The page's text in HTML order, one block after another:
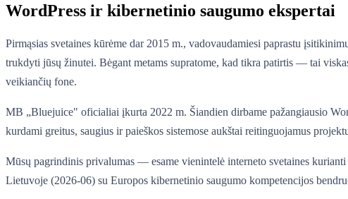
WordPress ir kibernetinio saugumo ekspertai
Pirmąsias svetaines kūrėme dar 2015 m., vadovaudamiesi paprastu
trukdyti jūsų žinutei. Bėgant metams supratome, kad tikra patirtis — tai
veikiančių fone.
MB „Bluejuice" oficialiai įkurta 2022 m. Šiandien dirbame pažangiausio
kurdami greitus, saugius ir paieškos sistemose aukštai reitinguojamus
Mūsų pagrindinis privalumas — esame vienintelė interneto svetaines
Lietuvoje (2026-06) su Europos kibernetinio saugumo kompetencijos